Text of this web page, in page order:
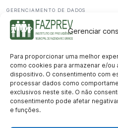
Gerenciar
Para proporcionar uma melhor
como cookies para armazenar e/ou
dispositivo. O consentimento com
processar dados como
exclusivos neste site. O não
consentimento pode afetar
e funções.
GERENCIAMENTO DE DADOS
Departamento de informação
contato@fazprev.pr.gov.br
(41) 3995-2146
Serviços
Aposentadoria Pensão por Morte
Holerite Online Protocolo Online
Transparência
Portal da Transparência